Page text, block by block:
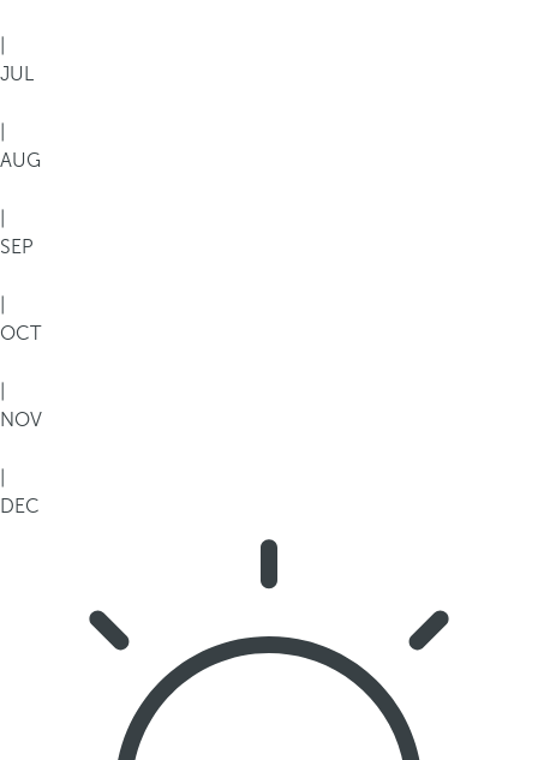
JUL
AUG
SEP
OCT
NOV
DEC